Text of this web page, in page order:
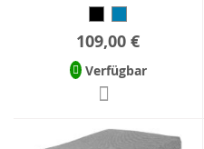
109,00 €
Verfügbar